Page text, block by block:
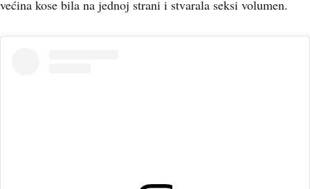
većina kose bila na jednoj strani i stvarala seksi volumen.